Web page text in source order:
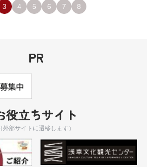
3 4 5 6 7 8
PR
役立ちサイト
（外部サイトに遷移します）